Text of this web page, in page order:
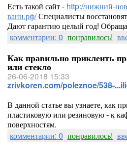
Есть такой сайт - http://нижний-
ванн.рф/Специалисты
Дают гарантию целый год!
комментарии: 0 понравилось!
Как правильно приклеить
или стекло
26-06-2018 15:33
zrivkoren.com/poleznoe/538-
В данной статье вы узнаете, как
пластиковую или резиновую - к
поверхностям.
комментарии: 0 понравилось!